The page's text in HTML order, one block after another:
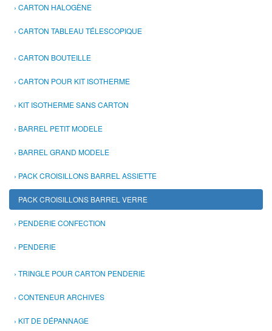
CARTON HALOGÈNE
CARTON TABLEAU TÉLESCOPIQUE
CARTON BOUTEILLE
CARTON POUR KIT ISOTHERME
KIT ISOTHERME SANS CARTON
BARREL PETIT MODELE
BARREL GRAND MODELE
PACK CROISILLONS BARREL ASSIETTE
PACK CROISILLONS BARREL VERRE
PENDERIE CONFECTION
PENDERIE
TRINGLE POUR CARTON PENDERIE
CONTENEUR ARCHIVES
KIT DE DÉPANNAGE